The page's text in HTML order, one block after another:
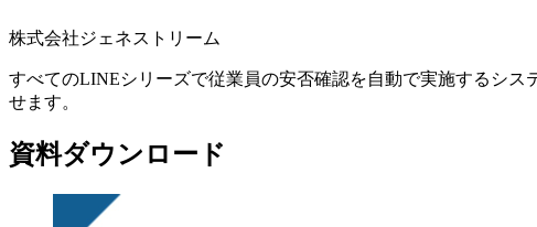
株式会社ジェネストリーム
すべてのLINEシリーズで従業員の安否確認を自動で実施するシス
せます。
資料ダウンロード